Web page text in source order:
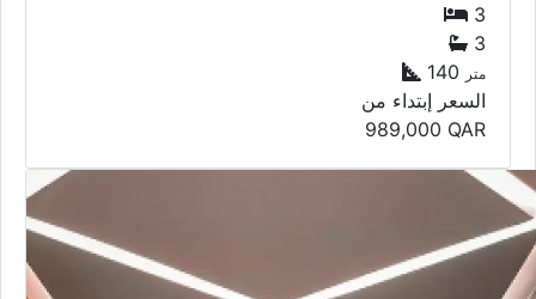
3
3
140
متر
السعر إبتداء من
989,000 QAR